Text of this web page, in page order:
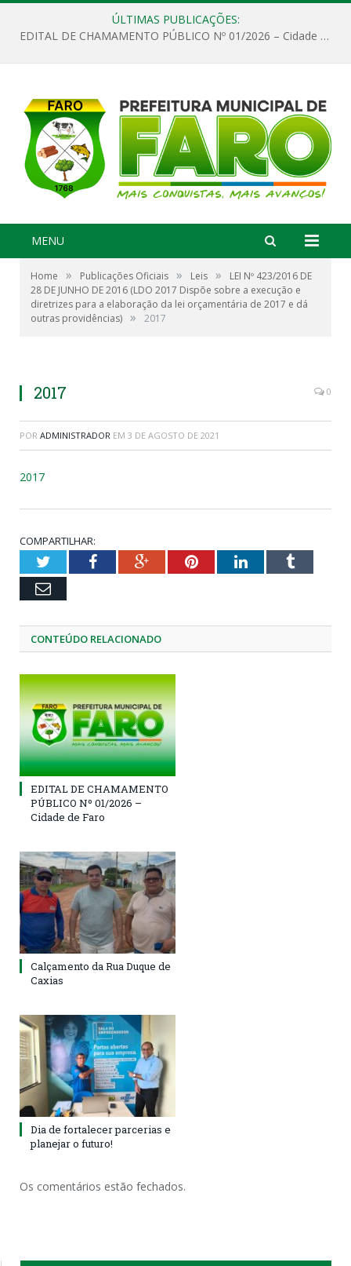
ÚLTIMAS PUBLICAÇÕES:
EDITAL DE CHAMAMENTO PÚBLICO Nº 01/2026 – Cidade de Faro
MENU
Home » Publicações Oficiais » Leis »
LEI Nº 423/2016 DE
28 DE JUNHO DE 2016 (LDO 2017 Dispõe sobre a execução e
diretrizes para a elaboração da lei orçamentária de 2017 e dá
outras providências) » 2017
2017 0
POR ADMINISTRADOR EM 3 DE AGOSTO DE 2021
2017
COMPARTILHAR:
TwitterFacebookGoogle+PinterestLinkedInTumblr
Email
CONTEÚDO RELACIONADO
EDITAL DE CHAMAMENTO
PÚBLICO Nº 01/2026 –
Cidade de Faro
Calçamento da Rua Duque de
Caxias
Dia de fortalecer parcerias e
planejar o futuro!
Os comentários estão fechados.